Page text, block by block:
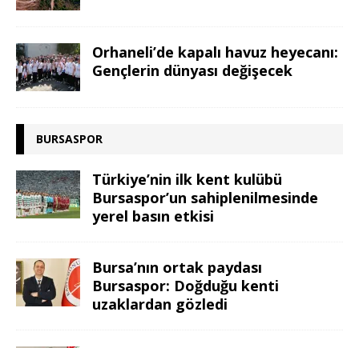
Orhaneli’de kapalı havuz heyecanı:
Gençlerin dünyası değişecek
BURSASPOR
Türkiye’nin ilk kent kulübü
Bursaspor’un sahiplenilmesinde
yerel basın etkisi
Bursa’nın ortak paydası
Bursaspor: Doğduğu kenti
uzaklardan gözledi